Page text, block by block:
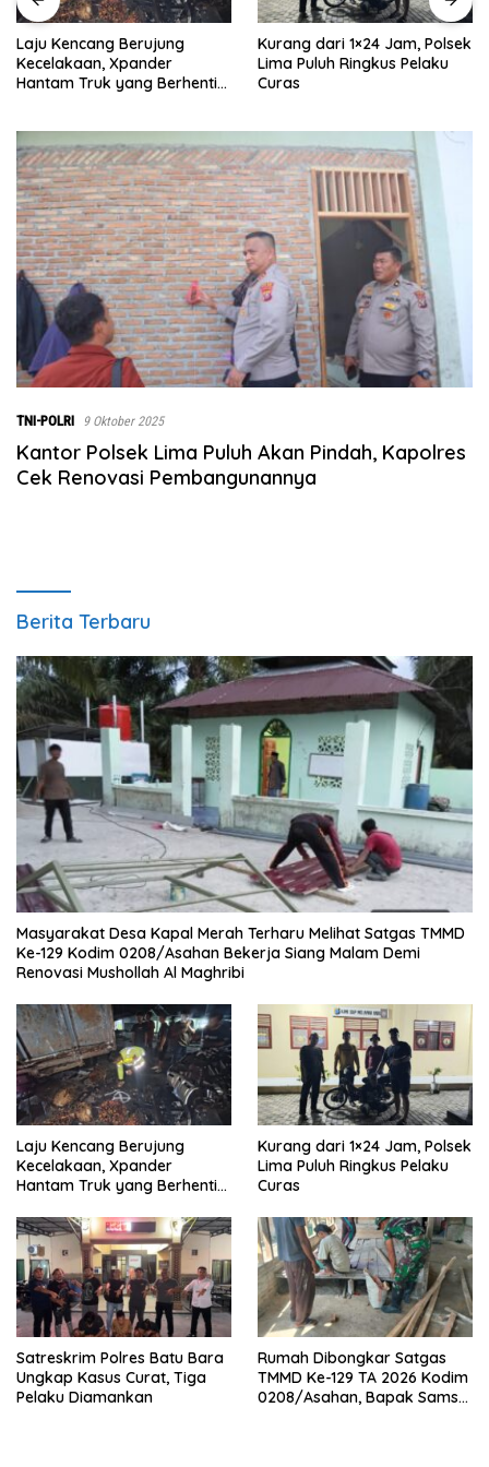
Laju Kencang Berujung
Kecelakaan, Xpander
Hantam Truk yang Berhenti
Kurang dari 1×24 Jam, Polsek
Lima Puluh Ringkus Pelaku
Curas
TNI-POLRI 9 Oktober 2025
Kantor Polsek Lima Puluh Akan Pindah, Kapolres
Cek Renovasi Pembangunannya
Berita Terbaru
Masyarakat Desa Kapal Merah Terharu Melihat Satgas TMMD
Ke-129 Kodim 0208/Asahan Bekerja Siang Malam Demi
Renovasi Mushollah Al Maghribi
Laju Kencang Berujung
Kecelakaan, Xpander
Hantam Truk yang Berhenti
Kurang dari 1×24 Jam, Polsek
Lima Puluh Ringkus Pelaku
Curas
Satreskrim Polres Batu Bara
Ungkap Kasus Curat, Tiga
Pelaku Diamankan
Rumah Dibongkar Satgas
TMMD Ke-129 TA 2026 Kodim
0208/Asahan, Bapak Samsul